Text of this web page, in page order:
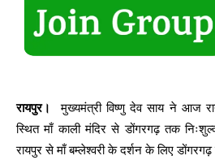
रायपुर।
मुख्यमंत्री विष्णु देव साय ने आज
स्थित माँ काली मंदिर से डोंगरगढ़ तक
रायपुर से माँ बम्लेश्वरी के दर्शन के लिए